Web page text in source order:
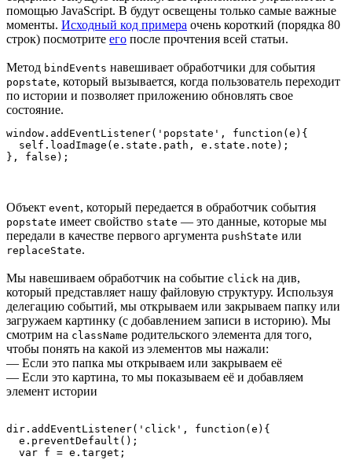
помощью JavaScript. В будут освещены только самые важные
моменты. Исходный код примера очень короткий (порядка 80
строк) посмотрите его после прочтения всей статьи.
Метод bindEvents навешивает обработчики для события
popstate, который вызывается, когда пользователь переходит
по истории и позволяет приложению обновлять свое
состояние.
window.addEventListener('popstate', function(e){
  self.loadImage(e.state.path, e.state.note);
Объект event, который передается в обработчик события
popstate имеет свойство state — это данные, которые мы
передали в качестве первого аргумента pushState или
replaceState.
Мы навешиваем обработчик на событие click на див,
который представляет нашу файловую структуру. Используя
делегацию событий, мы открываем или закрываем папку или
загружаем картинку (с добавлением записи в историю). Мы
смотрим на className родительского элемента для того,
чтобы понять на какой из элементов мы нажали:
— Если это папка мы открываем или закрываем её
— Если это картина, то мы показываем её и добавляем
элемент истории
dir.addEventListener('click', function(e){
  e.preventDefault();
  var f = e.target;